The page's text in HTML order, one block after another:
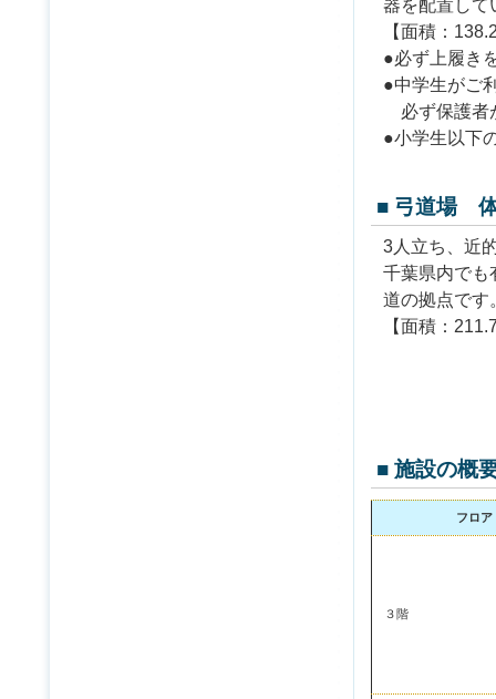
【面積：
●必ず上履き
●中学生がご
必ず保護者
●小学生以下
■ 弓道場
3人立ち、近
千葉県内でも
道の拠点です
【面積：
■ 施設の概
フロア
３階